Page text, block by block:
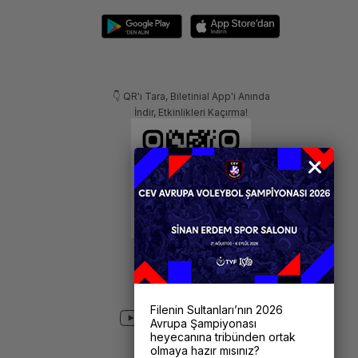
👇 QR'ı Tara, Biletinial App'i Anında
İndir, Etkinlikleri Kaçırma!
Filenin Sultanları’nın 2026
Avrupa Şampiyonası
heyecanına tribünden ortak
olmaya hazır mısınız?